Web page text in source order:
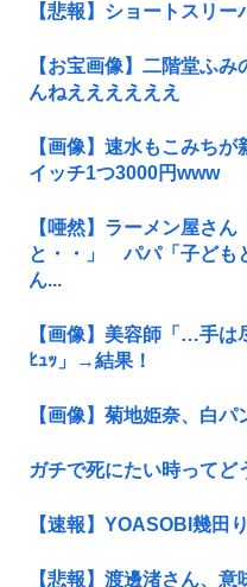
【悲報】ショートスリー
【お宝画像】二階堂ふ
んねええええええ
【画像】速水もこみち
イッチ1つ3000円www
【唖然】ラーメン屋さ
と・・」 パパ「子ども
ん...
【画像】美容師「…手
ﾋｭｯ」→結果！
【画像】菊地姫奈、白
ガチで死にたい時ってど
【速報】YOASOBI幾田
【悲報】渡邊渚さん、意